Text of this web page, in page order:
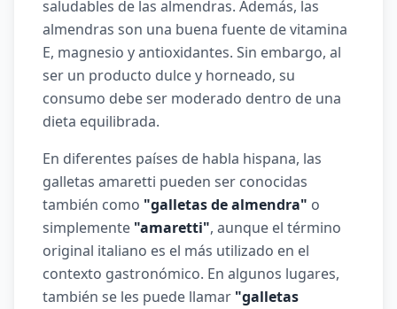
saludables de las almendras. Además, las
almendras son una buena fuente de vitamina
E, magnesio y antioxidantes. Sin embargo, al
ser un producto dulce y horneado, su
consumo debe ser moderado dentro de una
dieta equilibrada.
En diferentes países de habla hispana, las
galletas amaretti pueden ser conocidas
también como "galletas de almendra" o
simplemente "amaretti", aunque el término
original italiano es el más utilizado en el
contexto gastronómico. En algunos lugares,
también se les puede llamar "galletas